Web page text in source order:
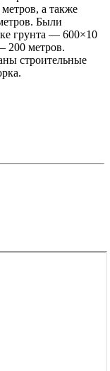
а также
Были
грунта — 600×10
200 метров.
строительные